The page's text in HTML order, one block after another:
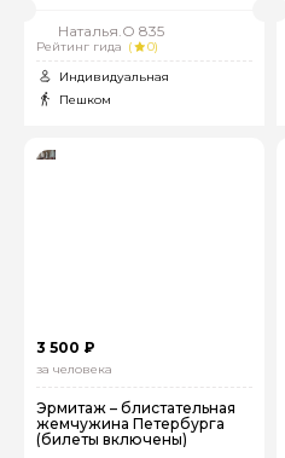
Наталья.О 835
Рейтинг гида (
0)
Индивидуальная
Пешком
3 500 ₽
за человека
Эрмитаж – блистательная
жемчужина Петербурга
(билеты включены)